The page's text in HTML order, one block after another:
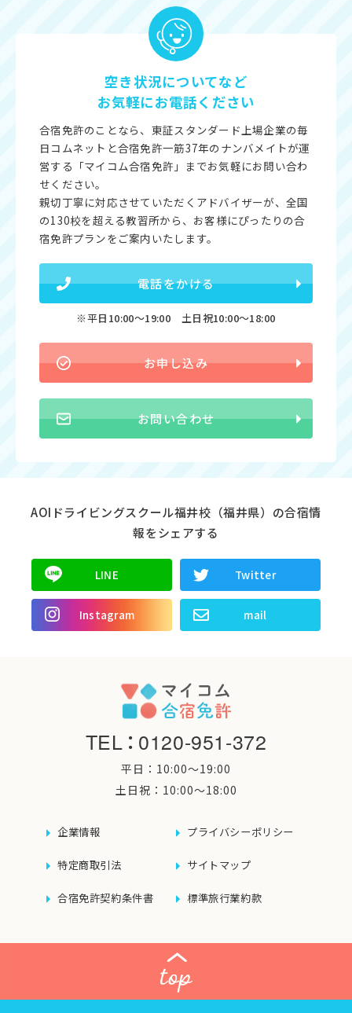
空き状況についてなど
お気軽にお電話ください
合宿免許のことなら、東証スタンダード上場企業の毎
日コムネットと合宿免許一筋37年のナンバメイトが運
営する「マイコム合宿免許」までお気軽にお問い合わ
せください。
親切丁寧に対応させていただくアドバイザーが、全国
の130校を超える教習所から、お客様にぴったりの合
宿免許プランをご案内いたします。
電話をかける
※平日10:00〜19:00 土日祝10:00〜18:00
お申し込み
お問い合わせ
AOIドライビングスクール福井校（福井県）の合宿情
報をシェアする
LINE Twitter
Instagram mail
TEL：0120-951-372
平日：10:00〜19:00
土日祝：10:00〜18:00
企業情報 プライバシーポリシー
特定商取引法 サイトマップ
合宿免許契約条件書 標準旅行業約款